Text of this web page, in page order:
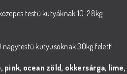
testű kutyáknak 10-28kg
kutyusoknak 30kg felett!
pink, ocean zöld, okkersárga, lime,